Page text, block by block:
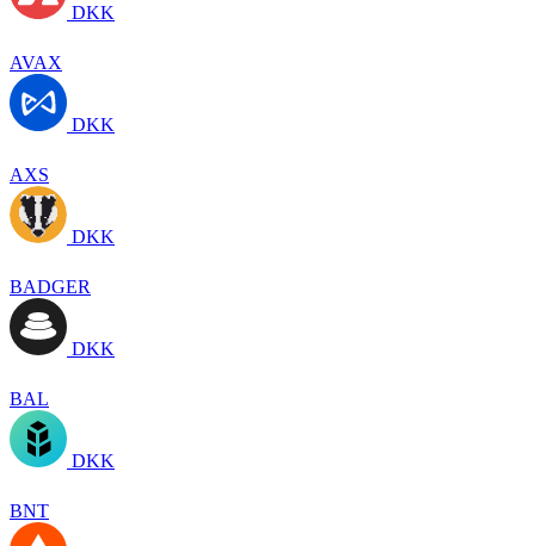
DKK
AVAX
DKK
AXS
DKK
BADGER
DKK
BAL
DKK
BNT